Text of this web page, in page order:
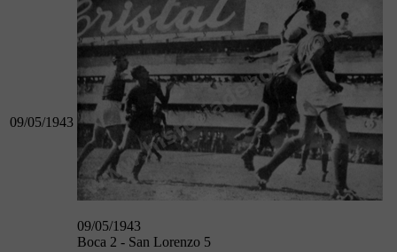
09/05/1943
09/05/1943
Boca 2 - San Lorenzo 5